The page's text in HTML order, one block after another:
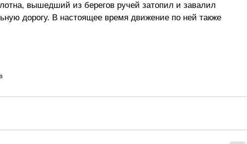
вышедший из берегов ручей затопил и завалил
дорогу. В настоящее время движение по ней также